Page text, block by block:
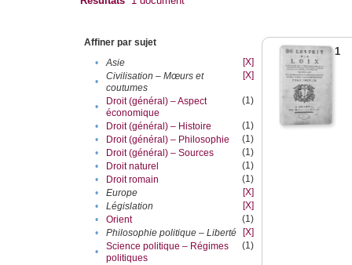
Affiner par sujet
•
Asie
[X]
•
Civilisation – Mœurs et
coutumes
[X]
•
Droit (général) – Aspect
économique
(1)
• Droit (général) – Histoire
(1)
•
Droit (général) – Philosophie
(1)
•
Droit (général) – Sources
(1)
•
Droit naturel
(1)
•
Droit romain
(1)
•
Europe
[X]
•
Législation
[X]
•
Orient
(1)
•
Philosophie politique – Liberté
[X]
•
Science politique – Régimes
politiques
(1)
1